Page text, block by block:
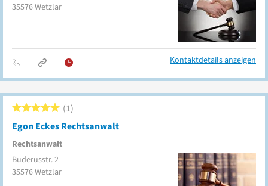
35576Wetzlar
Kontaktdetails anzeigen
Egon Eckes Rechtsanwalt
Rechtsanwalt
1
Buderusstr. 2
35576Wetzlar